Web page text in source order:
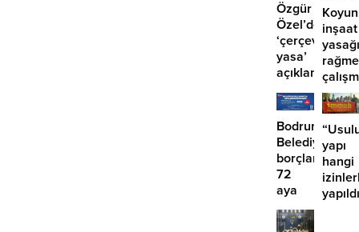
Özgür
Özel’den
‘çerçeve
yasa’
açıklaması:
‘İmza
atma
çabamız
yok’
inşaat
iddiası
Bodrum
borçlara
72
aya
kadar
taksit
yapı
hangi